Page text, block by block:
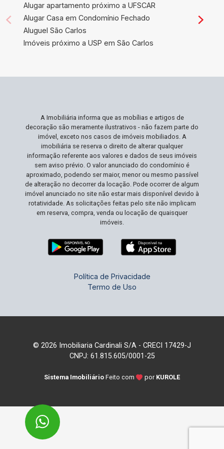
investidores que visam posicionar sua operação
no coração de uma área comercial vital. Com
funcionalidades que suportam desde startups
até grandes corporações, este espaço é
crescimento e retorno sobre investimento
são raridades no mercado. Esta é uma chance
exclusiva de colocar sua empresa no mapa e
garantir uma operação comercial sem
precedentes. Agende sua visita e realize o
potencial pleno do seu negócio!
Alugar apartamento próximo a UFSCAR
Alugar Casa em Condomínio Fechado
Aluguel São Carlos
Imóveis próximo a USP em São Carlos
A Imobiliária informa que as mobílias e artigos de
decoração são meramente ilustrativos - não fazem parte do
imóvel, exceto nos casos de imóveis mobiliados. A
imobiliária se reserva o direito de alterar qualquer
informação referente aos valores e dados de seus imóveis
sem aviso prévio. O valor anunciado do condomínio é
aproximado, podendo ser maior, menor ou mesmo passível
de alteração no decorrer da locação. Pode ocorrer de algum
imóvel anunciado no site não estar mais disponível devido à
rotatividade. As solicitações feitas pelo site não implicam
em reserva, compra, venda ou locação de quaisquer
imóveis.
Política de Privacidade
Termo de Uso
© 2026 Imobiliaria Cardinali S/A - CRECI 17429-J
CNPJ: 61.815.605/0001-25
Sistema Imobiliário Feito com por KUROLE